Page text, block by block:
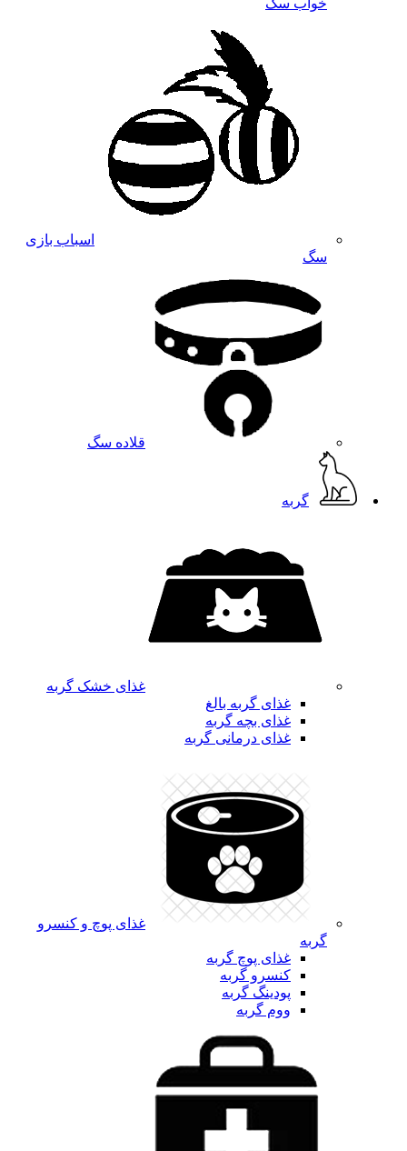
اسباب بازی
سگ
قلاده سگ
گربه
غذای خشک گربه
غذای گربه بالغ
غذای بچه گربه
غذای درمانی گربه
غذای پوچ و کنسرو
گربه
غذای پوچ گربه
کنسرو گربه
پودینگ گربه
ووم گربه